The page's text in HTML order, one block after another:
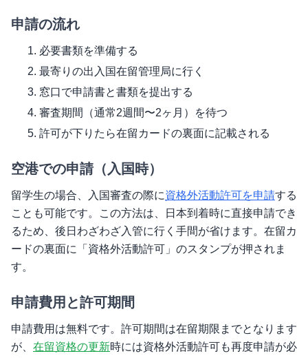
申請の流れ
必要書類を準備する
最寄りの出入国在留管理局に行く
窓口で申請書と書類を提出する
審査期間（通常2週間〜2ヶ月）を待つ
許可が下りたら在留カードの裏面に記載される
空港での申請（入国時）
留学生の場合、入国審査の際に資格外活動許可を申請する
ことも可能です。この方法は、日本到着時に直接申請でき
るため、後日わざわざ入管に行く手間が省けます。在留カ
ードの裏面に「資格外活動許可」のスタンプが押されま
す。
申請費用と許可期間
申請費用は無料です。許可期間は在留期限までとなります
が、 在留資格の更新時には資格外活動許可も再度申請が必